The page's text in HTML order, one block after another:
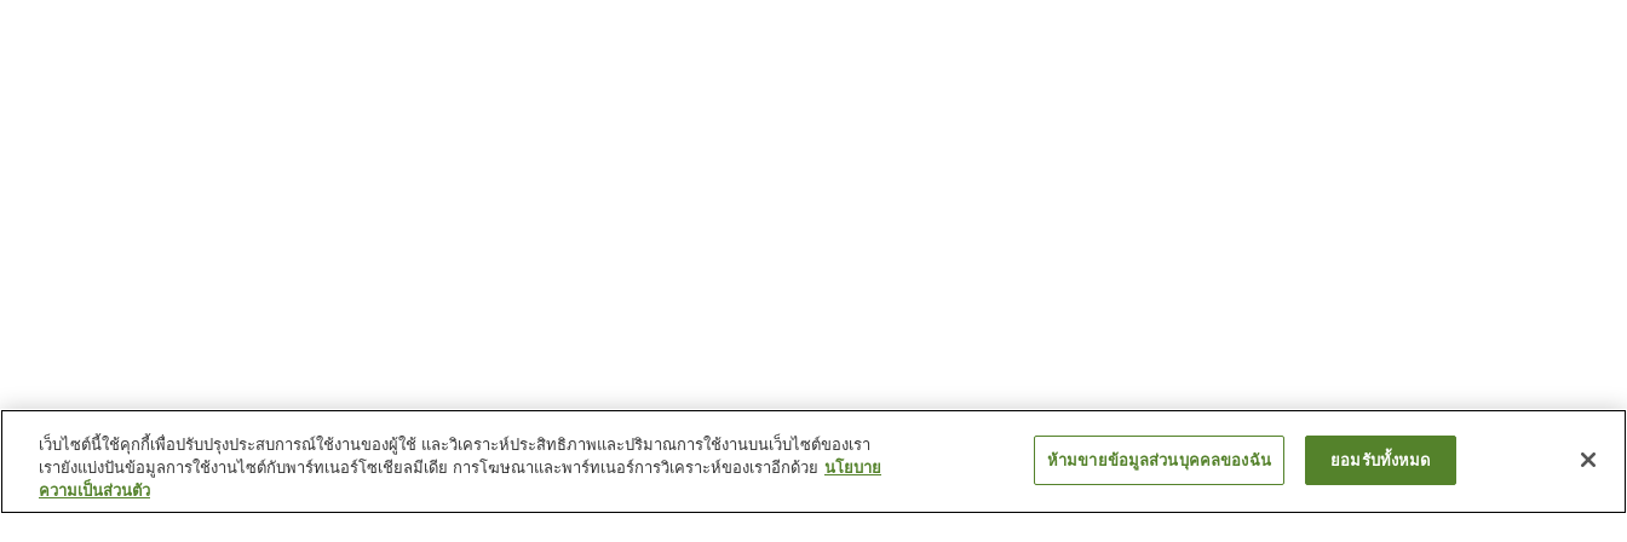
เว็บไซต์นี้ใช้คุกกี้เพื่อปรับปรุงประสบการณ์ใช้งานของผู้ใช้ และวิเคราะห์ประสิทธิภาพและปริมาณการใช้งานบนเว็บไซต์ของเรา
เรายังแบ่งปันข้อมูลการใช้งานไซต์กับพาร์ทเนอร์โซเชียลมีเดีย การโฆษณาและพาร์ทเนอร์การวิเคราะห์ของเราอีกด้วย นโยบาย
ความเป็นส่วนตัว
ห้ามขายข้อมูลส่วนบุคคลของฉัน ยอมรับทั้งหมด